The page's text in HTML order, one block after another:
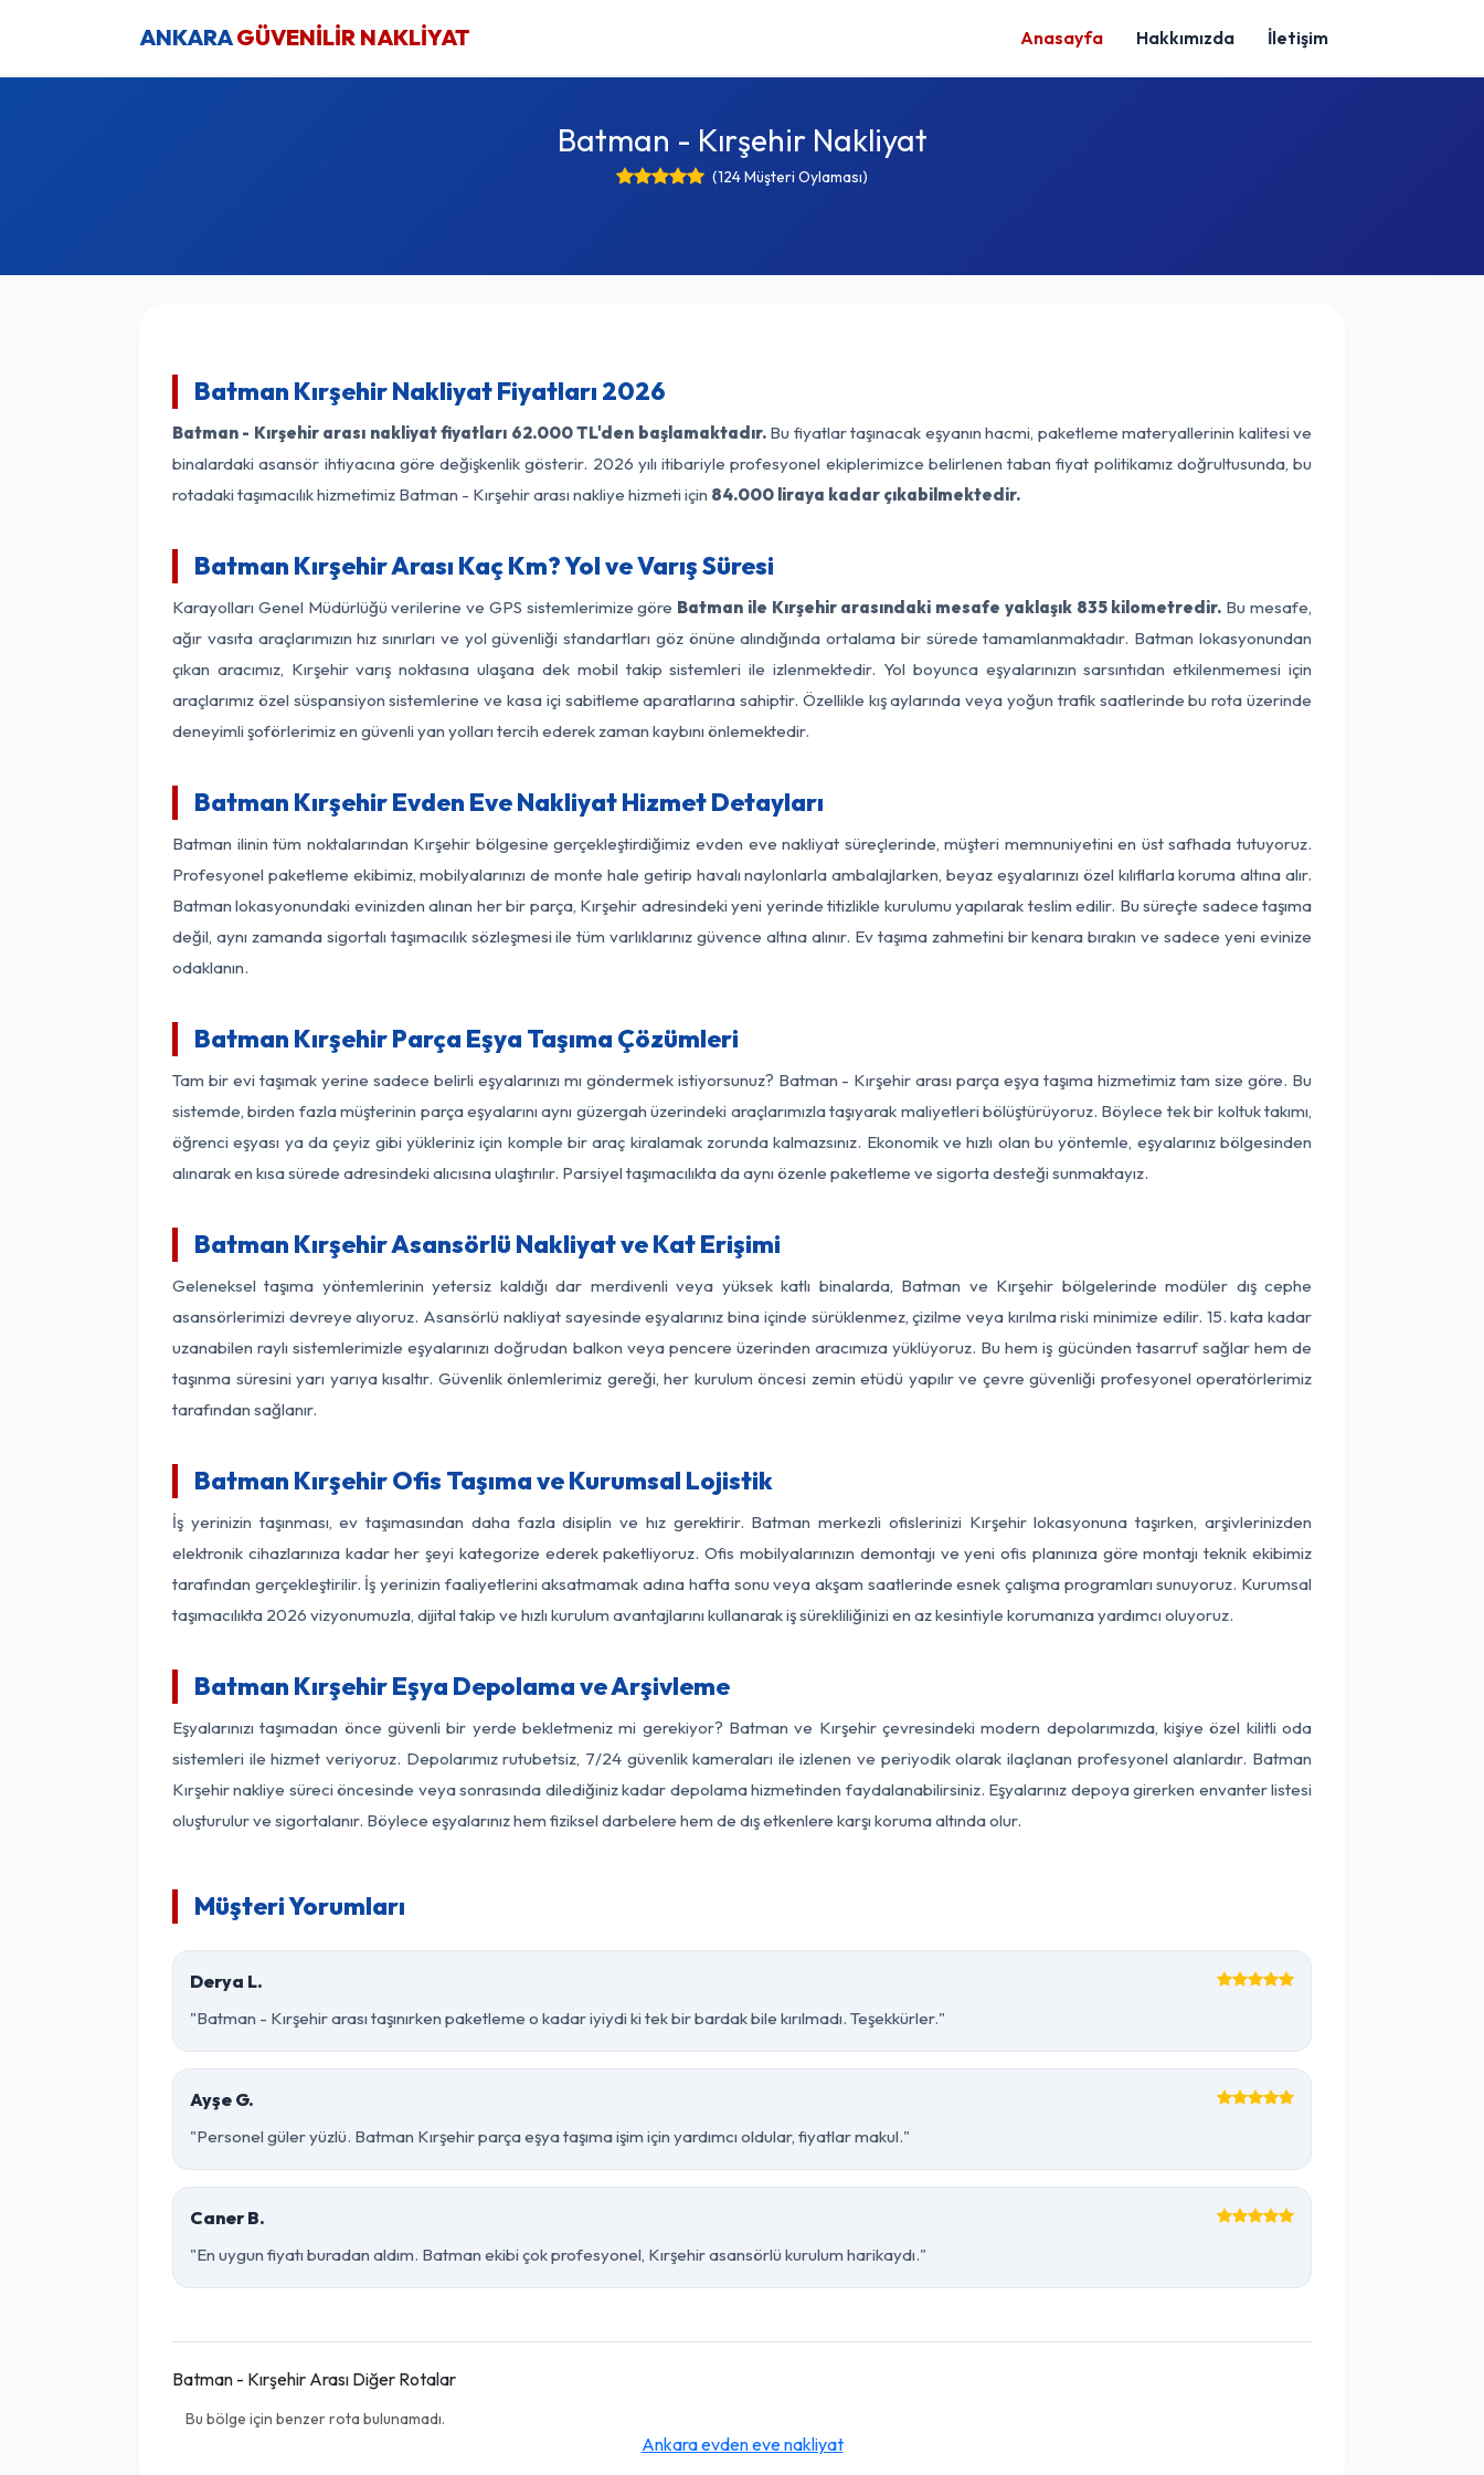
ANKARAGÜVENİLİR NAKLİYAT Anasayfa Hakkımızda İletişim
Batman - Kırşehir Nakliyat
(124 Müşteri Oylaması)
Batman Kırşehir Nakliyat Fiyatları 2026
Batman - Kırşehir arası nakliyat fiyatları 62.000 TL'den başlamaktadır.Bu fiyatlar taşınacak eşyanın hacmi, paketleme materyallerinin kalitesi ve
binalardaki asansör ihtiyacına göre değişkenlik gösterir. 2026 yılı itibariyle profesyonel ekiplerimizce belirlenen taban fiyat politikamız doğrultusunda, bu
rotadaki taşımacılık hizmetimiz Batman - Kırşehir arası nakliye hizmeti için 84.000 liraya kadar çıkabilmektedir.
Batman Kırşehir Arası Kaç Km? Yol ve Varış Süresi
Karayolları Genel Müdürlüğü verilerine ve GPS sistemlerimize göre Batman ile Kırşehir arasındaki mesafe yaklaşık 835 kilometredir. Bu mesafe,
ağır vasıta araçlarımızın hız sınırları ve yol güvenliği standartları göz önüne alındığında ortalama bir sürede tamamlanmaktadır. Batman lokasyonundan
çıkan aracımız, Kırşehir varış noktasına ulaşana dek mobil takip sistemleri ile izlenmektedir. Yol boyunca eşyalarınızın sarsıntıdan etkilenmemesi için
araçlarımız özel süspansiyon sistemlerine ve kasa içi sabitleme aparatlarına sahiptir. Özellikle kış aylarında veya yoğun trafik saatlerinde bu rota üzerinde
deneyimli şoförlerimiz en güvenli yan yolları tercih ederek zaman kaybını önlemektedir.
Batman Kırşehir Evden Eve Nakliyat Hizmet Detayları
Batman ilinin tüm noktalarından Kırşehir bölgesine gerçekleştirdiğimiz evden eve nakliyat süreçlerinde, müşteri memnuniyetini en üst safhada tutuyoruz.
Profesyonel paketleme ekibimiz, mobilyalarınızı de monte hale getirip havalı naylonlarla ambalajlarken, beyaz eşyalarınızı özel kılıflarla koruma altına alır.
Batman lokasyonundaki evinizden alınan her bir parça, Kırşehir adresindeki yeni yerinde titizlikle kurulumu yapılarak teslim edilir. Bu süreçte sadece taşıma
değil, aynı zamanda sigortalı taşımacılık sözleşmesi ile tüm varlıklarınız güvence altına alınır. Ev taşıma zahmetini bir kenara bırakın ve sadece yeni evinize
odaklanın.
Batman Kırşehir Parça Eşya Taşıma Çözümleri
Tam bir evi taşımak yerine sadece belirli eşyalarınızı mı göndermek istiyorsunuz? Batman - Kırşehir arası parça eşya taşıma hizmetimiz tam size göre. Bu
sistemde, birden fazla müşterinin parça eşyalarını aynı güzergah üzerindeki araçlarımızla taşıyarak maliyetleri bölüştürüyoruz. Böylece tek bir koltuk takımı,
öğrenci eşyası ya da çeyiz gibi yükleriniz için komple bir araç kiralamak zorunda kalmazsınız. Ekonomik ve hızlı olan bu yöntemle, eşyalarınız bölgesinden
alınarak en kısa sürede adresindeki alıcısına ulaştırılır. Parsiyel taşımacılıkta da aynı özenle paketleme ve sigorta desteği sunmaktayız.
Batman Kırşehir Asansörlü Nakliyat ve Kat Erişimi
Geleneksel taşıma yöntemlerinin yetersiz kaldığı dar merdivenli veya yüksek katlı binalarda, Batman ve Kırşehir bölgelerinde modüler dış cephe
asansörlerimizi devreye alıyoruz. Asansörlü nakliyat sayesinde eşyalarınız bina içinde sürüklenmez, çizilme veya kırılma riski minimize edilir. 15. kata kadar
uzanabilen raylı sistemlerimizle eşyalarınızı doğrudan balkon veya pencere üzerinden aracımıza yüklüyoruz. Bu hem iş gücünden tasarruf sağlar hem de
taşınma süresini yarı yarıya kısaltır. Güvenlik önlemlerimiz gereği, her kurulum öncesi zemin etüdü yapılır ve çevre güvenliği profesyonel operatörlerimiz
tarafından sağlanır.
Batman Kırşehir Ofis Taşıma ve Kurumsal Lojistik
İş yerinizin taşınması, ev taşımasından daha fazla disiplin ve hız gerektirir. Batman merkezli ofislerinizi Kırşehir lokasyonuna taşırken, arşivlerinizden
elektronik cihazlarınıza kadar her şeyi kategorize ederek paketliyoruz. Ofis mobilyalarınızın demontajı ve yeni ofis planınıza göre montajı teknik ekibimiz
tarafından gerçekleştirilir. İş yerinizin faaliyetlerini aksatmamak adına hafta sonu veya akşam saatlerinde esnek çalışma programları sunuyoruz. Kurumsal
taşımacılıkta 2026 vizyonumuzla, dijital takip ve hızlı kurulum avantajlarını kullanarak iş sürekliliğinizi en az kesintiyle korumanıza yardımcı oluyoruz.
Batman Kırşehir Eşya Depolama ve Arşivleme
Eşyalarınızı taşımadan önce güvenli bir yerde bekletmeniz mi gerekiyor? Batman ve Kırşehir çevresindeki modern depolarımızda, kişiye özel kilitli oda
sistemleri ile hizmet veriyoruz. Depolarımız rutubetsiz, 7/24 güvenlik kameraları ile izlenen ve periyodik olarak ilaçlanan profesyonel alanlardır. Batman
Kırşehir nakliye süreci öncesinde veya sonrasında dilediğiniz kadar depolama hizmetinden faydalanabilirsiniz. Eşyalarınız depoya girerken envanter listesi
oluşturulur ve sigortalanır. Böylece eşyalarınız hem fiziksel darbelere hem de dış etkenlere karşı koruma altında olur.
Müşteri Yorumları
Derya L.
"Batman - Kırşehir arası taşınırken paketleme o kadar iyiydi ki tek bir bardak bile kırılmadı. Teşekkürler."
Ayşe G.
"Personel güler yüzlü. Batman Kırşehir parça eşya taşıma işim için yardımcı oldular, fiyatlar makul."
Caner B.
"En uygun fiyatı buradan aldım. Batman ekibi çok profesyonel, Kırşehir asansörlü kurulum harikaydı."
Batman - Kırşehir Arası Diğer Rotalar
Bu bölge için benzer rota bulunamadı.
Ankara evden eve nakliyat